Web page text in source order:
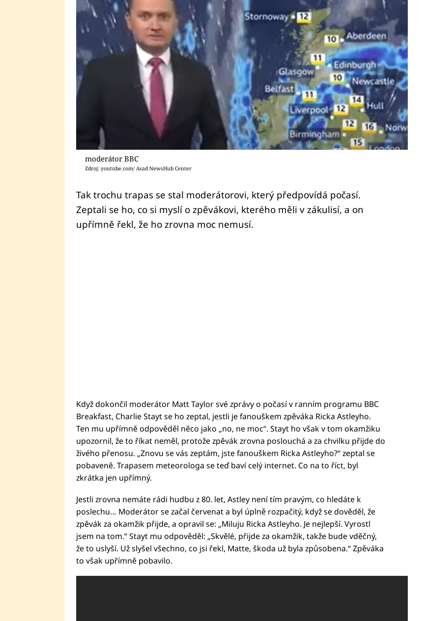
moderátor BBC
Zdroj: youtube.com/ Asad NewsHub Center
Tak trochu trapas se stal moderátorovi, který předpovídá počasí.
Zeptali se ho, co si myslí o zpěvákovi, kterého měli v zákulisí, a on
upřímně řekl, že ho zrovna moc nemusí.
Když dokončil moderátor Matt Taylor své zprávy o počasí v ranním programu BBC
Breakfast, Charlie Stayt se ho zeptal, jestli je fanouškem zpěváka Ricka Astleyho.
Ten mu upřímně odpověděl něco jako „no, ne moc“. Stayt ho však v tom okamžiku
upozornil, že to říkat neměl, protože zpěvák zrovna poslouchá a za chvilku přijde do
živého přenosu. „Znovu se vás zeptám, jste fanouškem Ricka Astleyho?“ zeptal se
pobaveně. Trapasem meteorologa se teď baví celý internet. Co na to říct, byl
zkrátka jen upřímný.
Jestli zrovna nemáte rádi hudbu z 80. let, Astley není tím pravým, co hledáte k
poslechu… Moderátor se začal červenat a byl úplně rozpačitý, když se dověděl, že
zpěvák za okamžik přijde, a opravil se: „Miluju Ricka Astleyho. Je nejlepší. Vyrostl
jsem na tom.“ Stayt mu odpověděl: „Skvělé, přijde za okamžik, takže bude vděčný,
že to uslyší. Už slyšel všechno, co jsi řekl, Matte, škoda už byla způsobena.“ Zpěváka
to však upřímně pobavilo.